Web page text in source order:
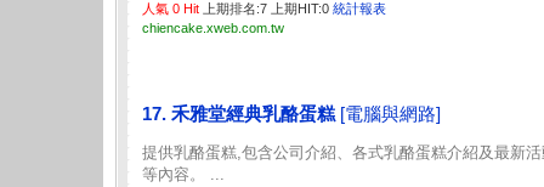
人氣 0 Hit 上期排名:7 上期HIT:0 統計報表
chiencake.xweb.com.tw
17. 禾雅堂經典乳酪蛋糕 [電腦與網路]
提供乳酪蛋糕,包含公司介紹、各式乳酪蛋糕介紹及最新
等內容。 ...